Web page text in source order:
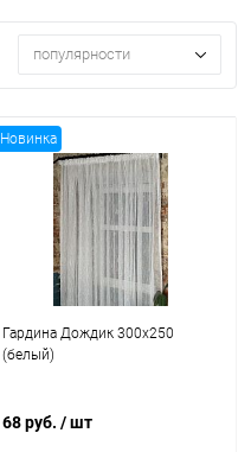
популярности
Новинка
Гардина Дождик 300x250
(белый)
68 руб. / шт